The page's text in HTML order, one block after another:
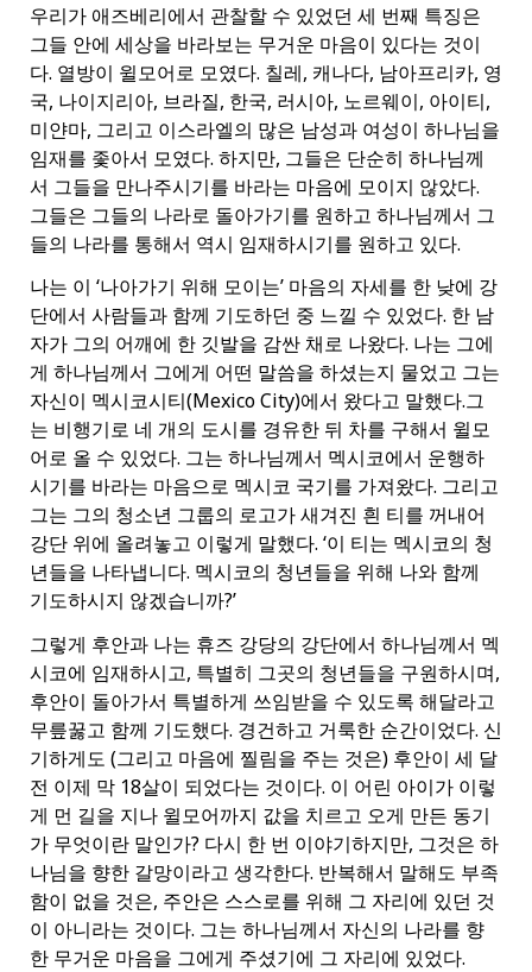
우리가 애즈베리에서 관찰할 수 있었던 세 번째 특징은
그들 안에 세상을 바라보는 무거운 마음이 있다는 것이
다. 열방이 윌모어로 모였다. 칠레, 캐나다, 남아프리카, 영
국, 나이지리아, 브라질, 한국, 러시아, 노르웨이, 아이티,
미얀마, 그리고 이스라엘의 많은 남성과 여성이 하나님을
임재를 좇아서 모였다. 하지만, 그들은 단순히 하나님께
서 그들을 만나주시기를 바라는 마음에 모이지 않았다.
그들은 그들의 나라로 돌아가기를 원하고 하나님께서 그
들의 나라를 통해서 역시 임재하시기를 원하고 있다.
나는 이 ‘나아가기 위해 모이는’ 마음의 자세를 한 낮에 강
단에서 사람들과 함께 기도하던 중 느낄 수 있었다. 한 남
자가 그의 어깨에 한 깃발을 감싼 채로 나왔다. 나는 그에
게 하나님께서 그에게 어떤 말씀을 하셨는지 물었고 그는
자신이 멕시코시티(Mexico City)에서 왔다고 말했다.그
는 비행기로 네 개의 도시를 경유한 뒤 차를 구해서 윌모
어로 올 수 있었다. 그는 하나님께서 멕시코에서 운행하
시기를 바라는 마음으로 멕시코 국기를 가져왔다. 그리고
그는 그의 청소년 그룹의 로고가 새겨진 흰 티를 꺼내어
강단 위에 올려놓고 이렇게 말했다. ‘이 티는 멕시코의 청
년들을 나타냅니다. 멕시코의 청년들을 위해 나와 함께
기도하시지 않겠습니까?’
그렇게 후안과 나는 휴즈 강당의 강단에서 하나님께서 멕
시코에 임재하시고, 특별히 그곳의 청년들을 구원하시며,
후안이 돌아가서 특별하게 쓰임받을 수 있도록 해달라고
무릎꿇고 함께 기도했다. 경건하고 거룩한 순간이었다. 신
기하게도 (그리고 마음에 찔림을 주는 것은) 후안이 세 달
전 이제 막 18살이 되었다는 것이다. 이 어린 아이가 이렇
게 먼 길을 지나 윌모어까지 값을 치르고 오게 만든 동기
가 무엇이란 말인가? 다시 한 번 이야기하지만, 그것은 하
나님을 향한 갈망이라고 생각한다. 반복해서 말해도 부족
함이 없을 것은, 주안은 스스로를 위해 그 자리에 있던 것
이 아니라는 것이다. 그는 하나님께서 자신의 나라를 향
한 무거운 마음을 그에게 주셨기에 그 자리에 있었다.